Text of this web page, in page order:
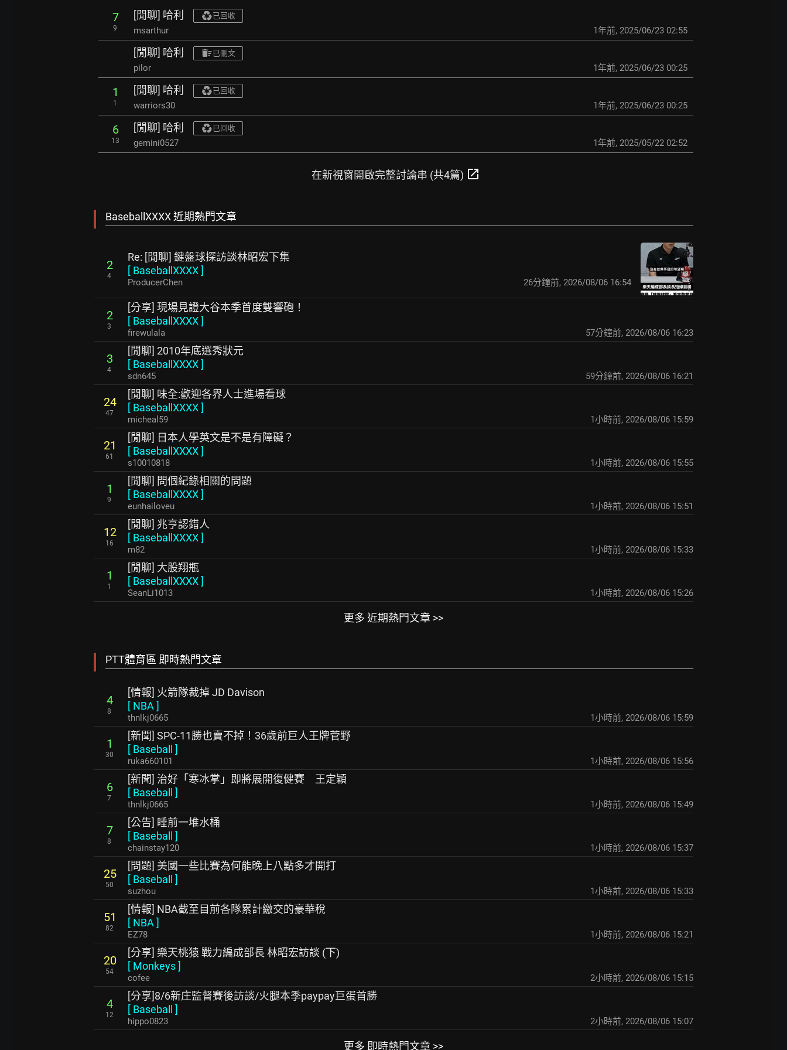
7
9
[閒聊] 哈利 已回收
msarthur 1年前, 2025/06/23 02:55
[閒聊] 哈利 已刪文
pilor 1年前, 2025/06/23 00:25
1
1
[閒聊] 哈利 已回收
warriors30 1年前, 2025/06/23 00:25
6
13
[閒聊] 哈利 已回收
gemini0527 1年前, 2025/05/22 02:52
在新視窗開啟完整討論串 (共4篇) open_in_new
BaseballXXXX 近期熱門文章
2
4
Re: [閒聊] 鍵盤球探訪談林昭宏下集
[ BaseballXXXX]
ProducerChen 26分鐘前, 2026/08/06 16:54
2
3
[分享] 現場見證大谷本季首度雙響砲！
[ BaseballXXXX]
firewulala 57分鐘前, 2026/08/06 16:23
3
4
[閒聊] 2010年底選秀狀元
[ BaseballXXXX]
sdn645 59分鐘前, 2026/08/06 16:21
24
47
[閒聊] 味全:歡迎各界人士進場看球
[ BaseballXXXX]
micheal59 1小時前, 2026/08/06 15:59
21
61
[閒聊] 日本人學英文是不是有障礙？
[ BaseballXXXX]
s10010818 1小時前, 2026/08/06 15:55
1
9
[閒聊] 問個紀錄相關的問題
[ BaseballXXXX]
eunhailoveu 1小時前, 2026/08/06 15:51
12
16
[閒聊] 兆亨認錯人
[ BaseballXXXX]
m82 1小時前, 2026/08/06 15:33
1
1
[閒聊] 大股翔瓶
[ BaseballXXXX]
SeanLi1013 1小時前, 2026/08/06 15:26
更多 近期熱門文章 >>
PTT體育區 即時熱門文章
4
8
[情報] 火箭隊裁掉 JD Davison
[ NBA ]
thnlkj0665 1小時前, 2026/08/06 15:59
1
30
[新聞] SPC-11勝也賣不掉！36歲前巨人王牌菅野
[ Baseball ]
ruka660101 1小時前, 2026/08/06 15:56
6
7
[新聞] 治好「寒冰掌」即將展開復健賽 王定穎
[ Baseball ]
thnlkj0665 1小時前, 2026/08/06 15:49
7
8
[公告] 睡前一堆水桶
[ Baseball ]
chainstay120 1小時前, 2026/08/06 15:37
25
50
[問題] 美國一些比賽為何能晚上八點多才開打
[ Baseball ]
suzhou 1小時前, 2026/08/06 15:33
51
82
[情報] NBA截至目前各隊累計繳交的豪華稅
[ NBA ]
EZ78 1小時前, 2026/08/06 15:21
20
54
[分享] 樂天桃猿 戰力編成部長 林昭宏訪談 (下)
[ Monkeys]
cofee 2小時前, 2026/08/06 15:15
4
12
[分享]8/6新庄監督賽後訪談/火腿本季paypay巨蛋首勝
[ Baseball ]
hippo0823 2小時前, 2026/08/06 15:07
更多 即時熱門文章 >>